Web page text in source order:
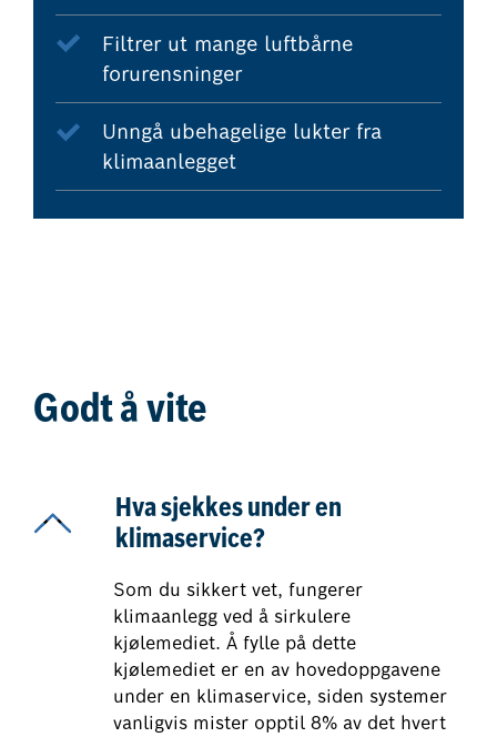
Filtrer ut mange luftbårne
forurensninger
Unngå ubehagelige lukter fra
klimaanlegget
Godt å vite
Hva sjekkes under en
klimaservice?
Som du sikkert vet, fungerer
klimaanlegg ved å sirkulere
kjølemediet. Å fylle på dette
kjølemediet er en av hovedoppgavene
under en klimaservice, siden systemer
vanligvis mister opptil 8% av det hvert